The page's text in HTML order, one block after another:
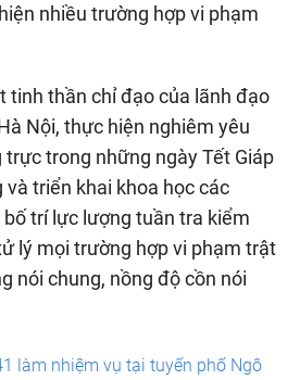
nhiều trường hợp vi phạm
tinh thần chỉ đạo của lãnh đạo
Nội, thực hiện nghiêm yêu
trong những ngày Tết Giáp
và triển khai khoa học các
trí lực lượng tuần tra kiểm
lý mọi trường hợp vi phạm trật
nói chung, nồng độ cồn nói
làm nhiệm vụ tại tuyến phố Ngô